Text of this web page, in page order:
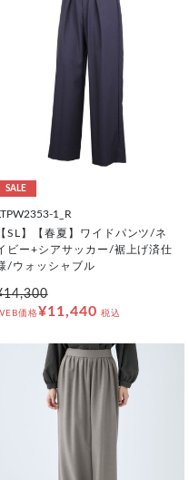
SALE
1_R
【SL】【春夏】ワイドパンツ/ネ
ビー+シアサッカー/裾上げ済仕
/ウォッシャブル
価格¥11,440 税込